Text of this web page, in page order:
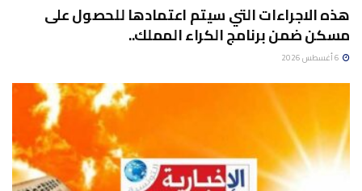
هذه الاجراءات التي سيتم اعتمادها للحصول على
مسكن ضمن برنامج الكراء المملك..